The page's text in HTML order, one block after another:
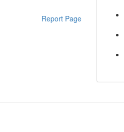
Report Page